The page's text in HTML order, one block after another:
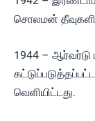
சொலமன்
1944 – ஆர்வர்டு
வெளியிட்டது.